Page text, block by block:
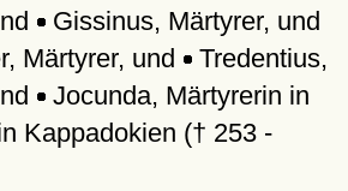
Gissinus, Märtyrer, und
Märtyrer, und Tredentius,
Jocunda, Märtyrerin in
Kappadokien († 253 -